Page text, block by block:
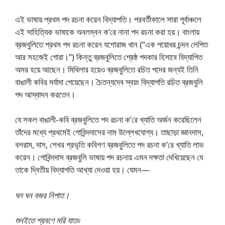
এই ভাষায় প্রথম পদ রচনা করেন বিদ্যাপতি। পরবর্তীকালে সারা পূর্বাঞ্চলে
এই সাহিত্যিক ভাষাকে অবলম্বন ক’রে নানা পদ রচনা করা হয়। বাংলায়
ব্রজবুলিতে প্রথম পদ রচনা করেন যশোরাজ খান (“এক পয়োধর চন্দন লেপিত
আর সহজেই গোরা।”) কিন্তু ব্রজবুলিতে শ্রেষ্ঠ পদকার হিসাবে বিদ্যাপিত
অমর হয়ে আছেন। মিথিলার হয়েও ব্রজবুলিতে রচিত পদের জন্যই তিনি
বাঙালী কবির মর্যাদা পেয়েছেন। চৈতন্যদেব স্বয়ং বিদ্যাপতি রচিত ব্রজবুলি
পদ আস্বাদন করতেন।
যে সকল বাঙালী-কবি ব্রজবুলিতে পদ রচনা ক’রে খ্যাতি অর্জন করেছিলেন
তাঁদের মধ্যে প্রথমেই গোবিন্দদাসের নাম উল্লেখযোগ্য। তাছাড়া জ্ঞানদাস,
বলরাম, দাস, শেখর প্রভৃতি কবিগণ ব্রজবুলিতে পদ রচনা ক’রে খ্যাতি লাভ
করেন। গোবিন্দদাস ব্রজবুলি ভাষায় পদ রচনায় এমন দক্ষতা দেখিয়েছেন যে
তাকে দ্বিতীয় বিদ্যাপতি আখ্যা দেওয়া হয়। যেমন—
ঘন ঘন বজর নিপাত।
শুনইতে শ্রবণে মরি যাত৷৷